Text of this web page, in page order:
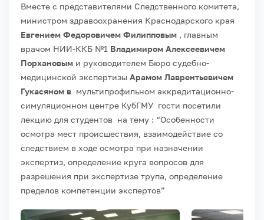
Вместе с представителями Следственного комитета,
министром здравоохранения Краснодарского края
Евгением Федоровичем Филипповым , главным
врачом НИИ-ККБ №1 Владимиром Алексеевичем
Порхановым и руководителем Бюро судебно-
медицинской экспертизы Арамом Лаврентьевичем
Гукасяном в мультипрофильном аккредитационно-
симуляционном центре КубГМУ гости посетили
лекцию для студентов на тему : “Особенности
осмотра мест происшествия, взаимодействие со
следствием в ходе осмотра при назначении
экспертиз, определение круга вопросов для
разрешения при экспертизе трупа, определение
пределов компетенции экспертов”